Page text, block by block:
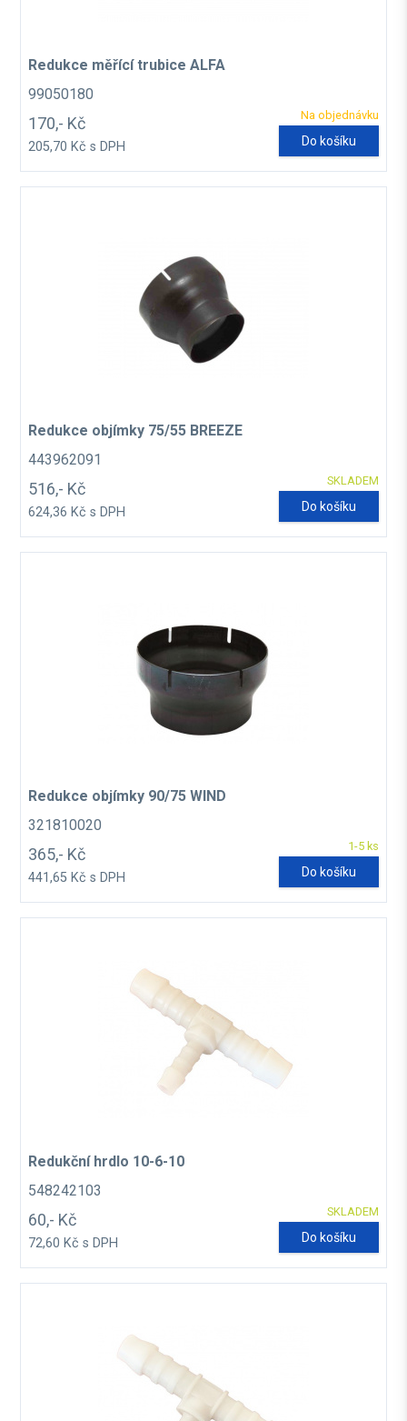
Redukce měřící trubice ALFA
99050180
Na objednávku
170,- Kč
205,70 Kč s DPH Do košíku
Redukce objímky 75/55 BREEZE
443962091
SKLADEM
516,- Kč
624,36 Kč s DPH Do košíku
Redukce objímky 90/75 WIND
321810020
1-5 ks
365,- Kč
441,65 Kč s DPH Do košíku
Redukční hrdlo 10-6-10
548242103
SKLADEM
60,- Kč
72,60 Kč s DPH Do košíku